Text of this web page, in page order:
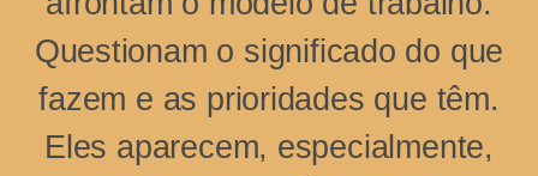
Questionam o significado do que
fazem e as prioridades que têm.
Eles aparecem, especialmente,